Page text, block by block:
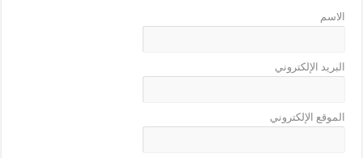
الاسم
البريد الإلكتروني
الموقع الإلكتروني